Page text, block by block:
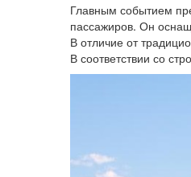
Главным событием
пассажиров. Он
В отличие от
В соответствии со